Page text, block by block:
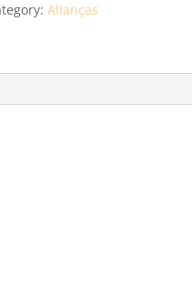
Alianças